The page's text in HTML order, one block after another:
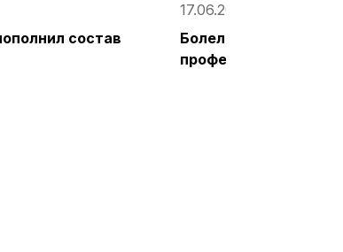
состав
17.06.2021, 14:57
Болельщики
профессиональных